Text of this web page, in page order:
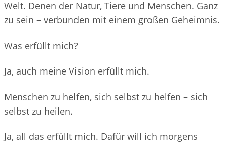
Welt. Denen der Natur, Tiere und Menschen. Ganz
zu sein – verbunden mit einem großen Geheimnis.
Was erfüllt mich?
Ja, auch meine Vision erfüllt mich.
Menschen zu helfen, sich selbst zu helfen – sich
selbst zu heilen.
Ja, all das erfüllt mich. Dafür will ich morgens